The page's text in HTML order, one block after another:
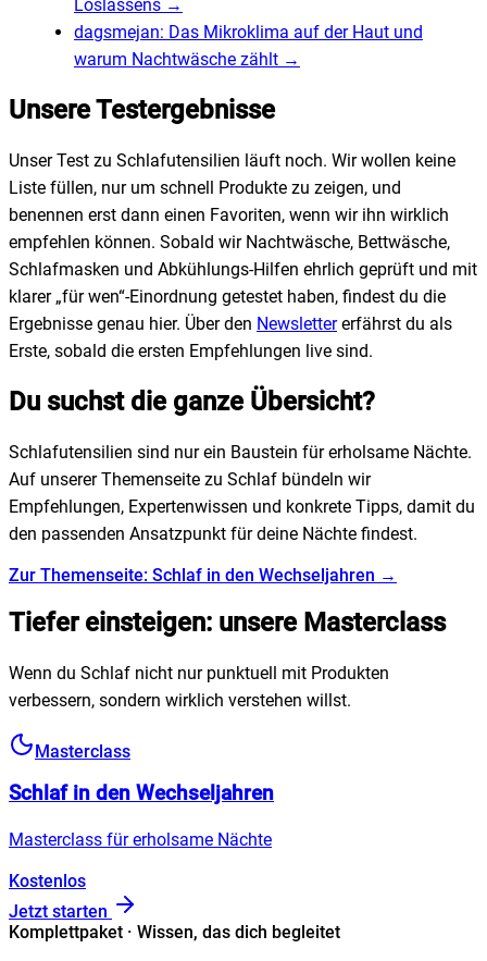
Loslassens →
dagsmejan: Das Mikroklima auf der Haut und
warum Nachtwäsche zählt →
Unsere Testergebnisse
Unser Test zu Schlafutensilien läuft noch. Wir wollen keine
Liste füllen, nur um schnell Produkte zu zeigen, und
benennen erst dann einen Favoriten, wenn wir ihn wirklich
empfehlen können. Sobald wir Nachtwäsche, Bettwäsche,
Schlafmasken und Abkühlungs-Hilfen ehrlich geprüft und mit
klarer „für wen“-Einordnung getestet haben, findest du die
Ergebnisse genau hier. Über den Newsletter erfährst du als
Erste, sobald die ersten Empfehlungen live sind.
Du suchst die ganze Übersicht?
Schlafutensilien sind nur ein Baustein für erholsame Nächte.
Auf unserer Themenseite zu Schlaf bündeln wir
Empfehlungen, Expertenwissen und konkrete Tipps, damit du
den passenden Ansatzpunkt für deine Nächte findest.
Zur Themenseite: Schlaf in den Wechseljahren →
Tiefer einsteigen: unsere Masterclass
Wenn du Schlaf nicht nur punktuell mit Produkten
verbessern, sondern wirklich verstehen willst.
Masterclass
Schlaf in den Wechseljahren
Masterclass für erholsame Nächte
Kostenlos
Jetzt starten
Komplettpaket · Wissen, das dich begleitet